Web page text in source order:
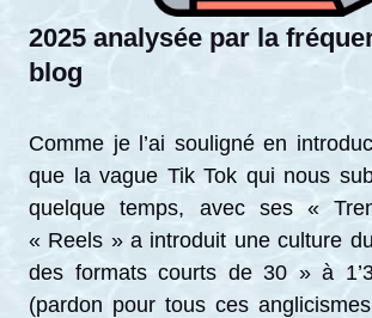
2025 analysée par la
blog
Comme je l’ai souligné en
que la vague Tik Tok qui nous
quelque temps, avec ses «
« Reels » a introduit une culture
des formats courts de 30 » à
(pardon pour tous ces